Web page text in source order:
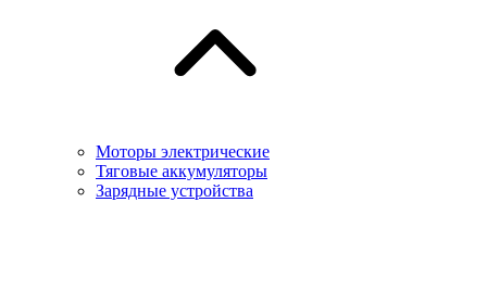
Моторы электрические
Тяговые аккумуляторы
Зарядные устройства